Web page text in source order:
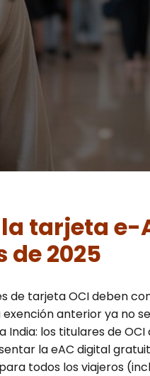
tarjeta
de 2025
de tarjeta OCI deben
anterior ya no
India: los titulares de
la eAC digital
todos los viajeros